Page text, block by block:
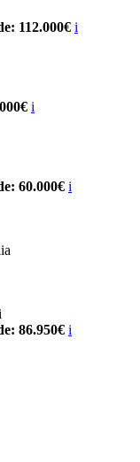
112.000€ i
i
60.000€ i
86.950€ i